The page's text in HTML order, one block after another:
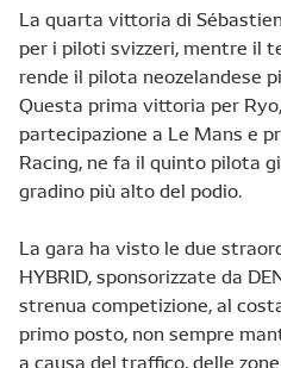
La quarta vittoria di
per i piloti svizzeri, mentre il
rende il pilota neozelandese
Questa prima vittoria per
partecipazione a Le Mans e
Racing, ne fa il quinto pilota
gradino più alto del podio.
La gara ha visto le due
HYBRID, sponsorizzate da
strenua competizione, al
primo posto, non sempre
a causa del traffico, delle